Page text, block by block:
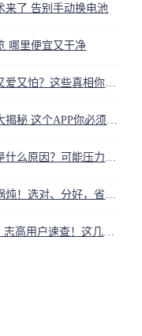
来了 告别手动换电池
哪里便宜又干净
蚕宝宝为啥总让人又爱又怕？这些真相你得知道
孕妇肚子笑脸真相大揭秘 这个APP你必须知道
晚上大人睡觉磨牙是什么原因？可能压力大或牙齿咬合问题
洁净空调，别再一锅炖！选对、分好，省钱又安心
‘E5’竟成空调杀手？志高用户速查！这几招能救你的命